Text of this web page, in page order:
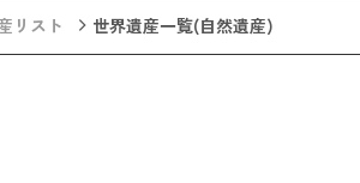
リスト 世界遺産一覧(自然遺産)